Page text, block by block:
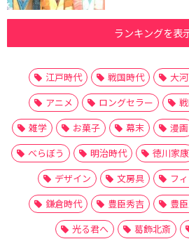
ランキングを表
江戸時代 戦国時代 大
アニメ
ロングセラー
雑学
お菓子 幕末 漫画
べらぼう
明治時代 徳川家康
デザイン
文房具 フ
鎌倉時代
豊臣秀吉 豊
光る君へ
葛飾北斎